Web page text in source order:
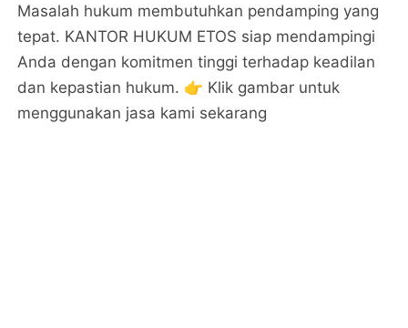
Masalah hukum membutuhkan pendamping yang
tepat. KANTOR HUKUM ETOS siap mendampingi
Anda dengan komitmen tinggi terhadap keadilan
dan kepastian hukum. 👉 Klik gambar untuk
menggunakan jasa kami sekarang